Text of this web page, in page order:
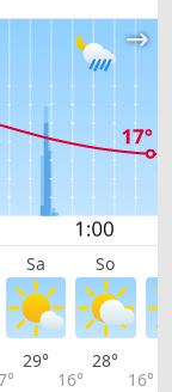
Sa So
29°
16°
28°
16°